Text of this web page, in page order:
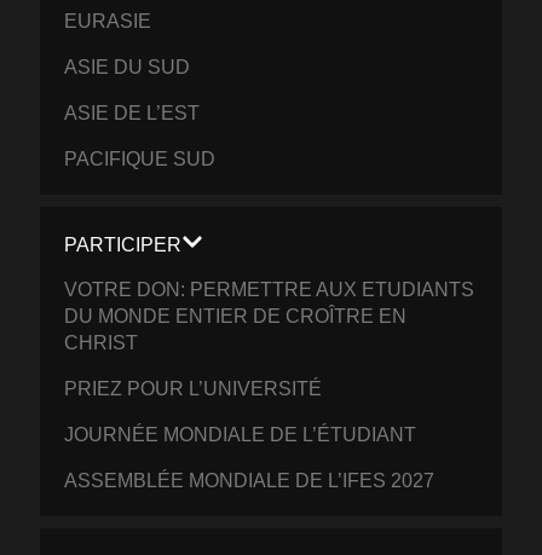
EURASIE
ASIE DU SUD
ASIE DE L’EST
PACIFIQUE SUD
PARTICIPER
VOTRE DON: PERMETTRE AUX ETUDIANTS
DU MONDE ENTIER DE CROÎTRE EN
CHRIST
PRIEZ POUR L’UNIVERSITÉ
JOURNÉE MONDIALE DE L’ÉTUDIANT
ASSEMBLÉE MONDIALE DE L’IFES 2027